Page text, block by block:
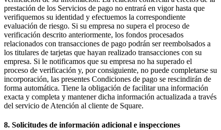
prestación de los Servicios de pago no entrará en vigor hasta que
verifiquemos su identidad y efectuemos la correspondiente
evaluación de riesgo. Si su empresa no supera el proceso de
verificación descrito anteriormente, los fondos procesados
relacionados con transacciones de pago podrán ser reembolsados a
los titulares de tarjetas que hayan realizado transacciones con su
empresa. Si le notificamos que su empresa no ha superado el
proceso de verificación y, por consiguiente, no puede completarse su
incorporación, las presentes Condiciones de pago se rescindirán de
forma automática. Tiene la obligación de facilitar una información
exacta y completa y mantener dicha información actualizada a través
del servicio de Atención al cliente de Square.
8. Solicitudes de información adicional e inspecciones